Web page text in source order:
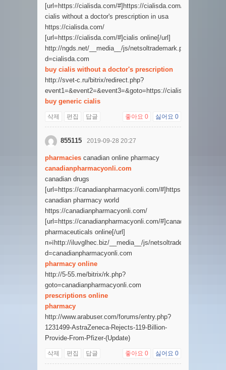
[url=https://cialisda.com/#]https://cialisda.com/[/url]
cialis without a doctor's prescription in usa
https://cialisda.com/
[url=https://cialisda.com/#]cialis online[/url]
http://ngds.net/__media__/js/netsoltrademark.php?
d=cialisda.com
buy cialis without a doctor's prescription
http://svet-c.ru/bitrix/redirect.php?
event1=&event2=&event3=&goto=https://cialisda.com/
buy generic cialis
삭제 편집 답글 좋아요 0 싫어요 0
855115 2019-09-28 20:27
pharmacies canadian online pharmacy
canadianpharmacyonli.com
canadian drugs
[url=https://canadianpharmacyonli.com/#]https://
canadian pharmacy world
https://canadianpharmacyonli.com/
[url=https://canadianpharmacyonli.com/#]canadian
pharmaceuticals online[/url]
п»їhttp://iluvglhec.biz/__media__/js/netsoltrademark.php?
d=canadianpharmacyonli.com
pharmacy online
http://5-55.me/bitrix/rk.php?
goto=canadianpharmacyonli.com
prescriptions online
pharmacy
http://www.arabuser.com/forums/entry.php?
1231499-AstraZeneca-Rejects-119-Billion-
Provide-From-Pfizer-(Update)
삭제 편집 답글 좋아요 0 싫어요 0